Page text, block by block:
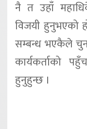
नै त उहाँ
विजयी हुनुभएको
सम्बन्ध भएकैले
कार्यकर्ताको
हुनुहुन्छ ।